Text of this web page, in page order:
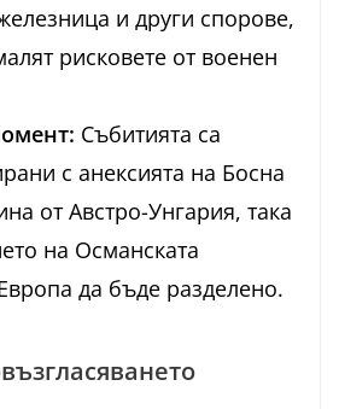
и други спорове,
рисковете от военен
Събитията са
с анексията на Босна
от Австро-Унгария, така
на Османската
да бъде разделено.